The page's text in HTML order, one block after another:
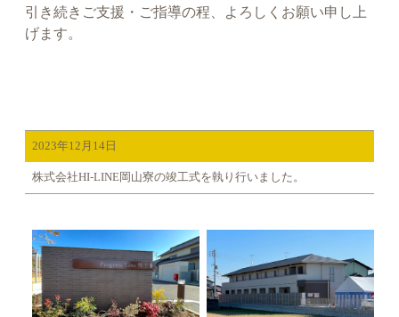
引き続きご支援・ご指導の程、よろしくお願い申し上
げます。
2023年12月14日
株式会社HI-LINE岡山寮の竣工式を執り行いました。